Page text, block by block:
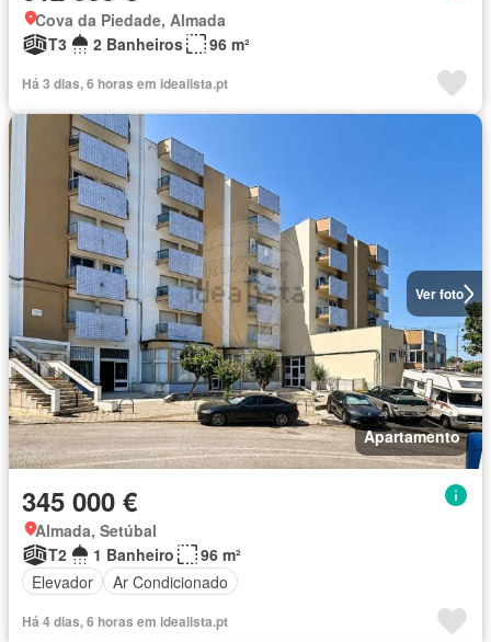
Cova da Piedade, Almada
T3
2 Banheiros 96 m²
Há 3 dias, 6 horas em idealista.pt
Ver foto
Apartamento
345 000 €
Almada, Setúbal
T2
1 Banheiro
96 m²
Elevador
Ar Condicionado
Há 4 dias, 6 horas em idealista.pt